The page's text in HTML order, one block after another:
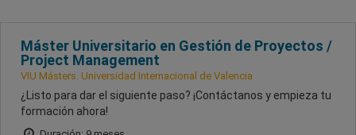
Máster Universitario en Gestión de Proyectos /
Project Management
VIU Másters. Universidad Internacional de Valencia
¿Listo para dar el siguiente paso? ¡Contáctanos y empieza tu
formación ahora!